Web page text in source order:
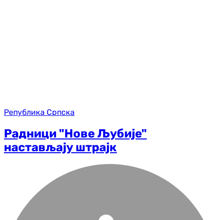
Република Српска
Радници "Нове Љубије"
настављају штрајк